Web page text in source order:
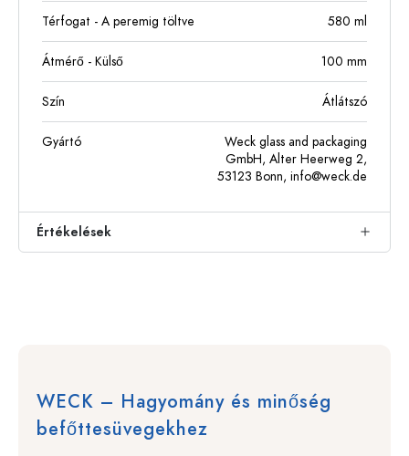
Térfogat - A peremig töltve 580 ml
Átmérő - Külső 100 mm
Szín Átlátszó
Gyártó
Weck glass and packaging
GmbH, Alter Heerweg 2,
53123 Bonn, info@weck.de
Értékelések
WECK – Hagyomány és minőség
befőttesüvegekhez